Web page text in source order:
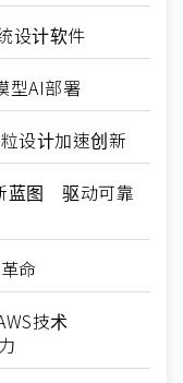
设计软件
型AI部署
设计加速创新
蓝图 驱动可靠
命
技术